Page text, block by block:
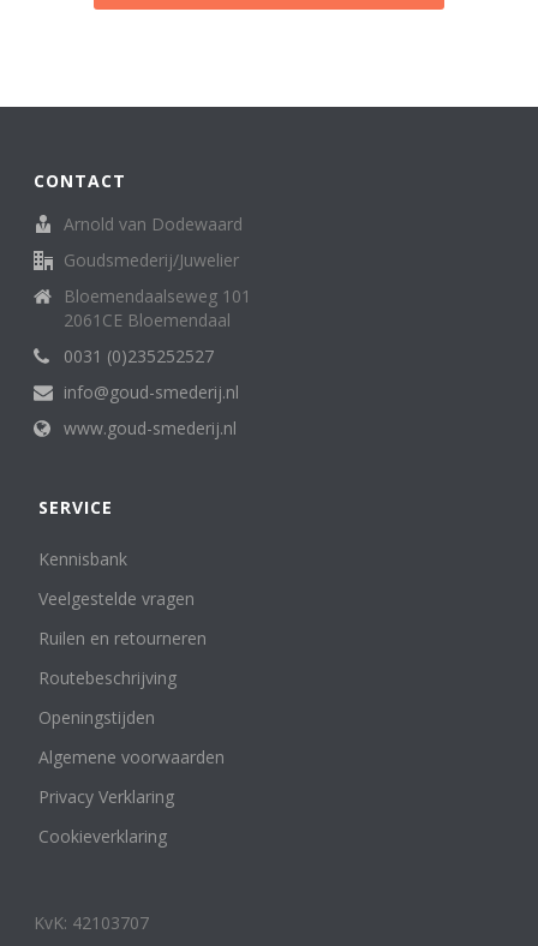
CONTACT
Arnold van Dodewaard
Goudsmederij/Juwelier
Bloemendaalseweg 101
2061CE Bloemendaal
0031 (0)235252527
info@goud-smederij.nl
www.goud-smederij.nl
SERVICE
Kennisbank
Veelgestelde vragen
Ruilen en retourneren
Routebeschrijving
Openingstijden
Algemene voorwaarden
Privacy Verklaring
Cookieverklaring
KvK: 42103707